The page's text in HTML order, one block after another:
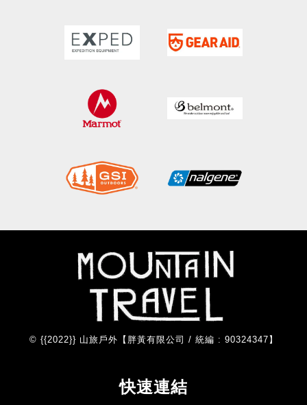
© {{2022}} 山旅戶外【胖黃有限公司 / 統編 : 90324347】
快速連結